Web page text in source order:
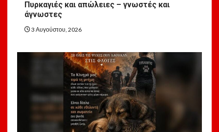
Πυρκαγιές και απώλειες – γνωστές και
άγνωστες
3 Αυγούστου, 2026